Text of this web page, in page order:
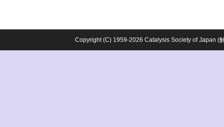
Copyright (C) 1959-2026 Catalysis Society of Japan (